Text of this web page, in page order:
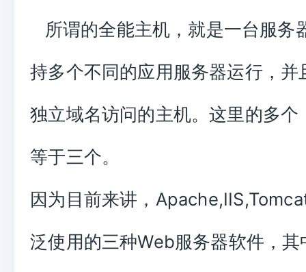
所谓的全能主机，就是一台服务
持多个不同的应用服务器运行，并
独立域名访问的主机。这里的多个
等于三个。
因为目前来讲，
泛使用的三种Web服务器软件，